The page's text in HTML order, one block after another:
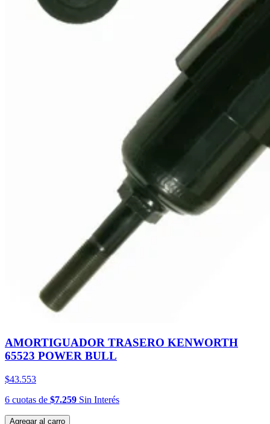
AMORTIGUADOR TRASERO KENWORTH
65523 POWER BULL
$43.553
6 cuotas de $7.259 Sin Interés
Agregar al carro